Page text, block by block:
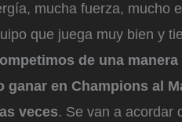
mucha fuerza, mucho
que juega muy bien y
de una manera
en Champions al
veces. Se van a acordar